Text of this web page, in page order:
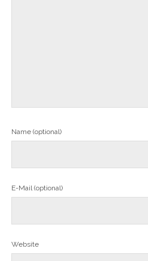
Name (optional)
E-Mail (optional)
Website